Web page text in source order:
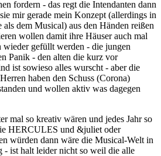
fordern - das regt die Intendanten dann
mir gerade mein Konzept (allerdings in
als dem Musical) aus den Händen reißen
wollen damit ihre Häuser auch mal
wieder gefüllt werden - die jungen
Panik - den alten die kurz vor
ist sowieso alles wurscht - aber die
haben den Schuss (Corona)
und wollen aktiv was dagegen
mal so kreativ wären und jedes Jahr so
HERCULES und &juliet oder
würden dann wäre die Musical-Welt in
- ist halt leider nicht so weil die alle